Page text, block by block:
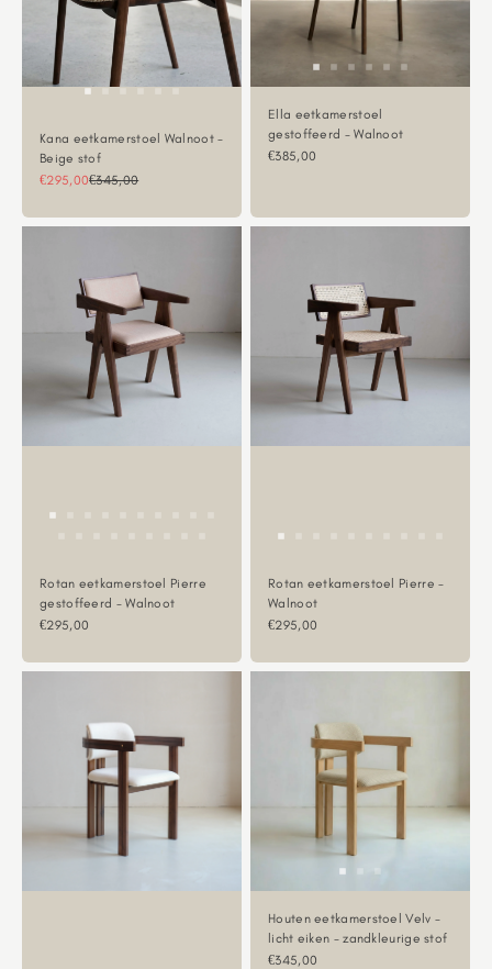
Kana eetkamerstoel Walnoot -
Beige stof
Aanbiedingsprijs
€295,00Normale prijs
€345,00
Ella eetkamerstoel
gestoffeerd - Walnoot
Aanbiedingsprijs
€385,00
Rotan eetkamerstoel Pierre
gestoffeerd - Walnoot
Aanbiedingsprijs
€295,00
Rotan eetkamerstoel Pierre -
Walnoot
Aanbiedingsprijs
€295,00
Houten eetkamerstoel Velv -
licht eiken - zandkleurige stof
Aanbiedingsprijs
€345,00